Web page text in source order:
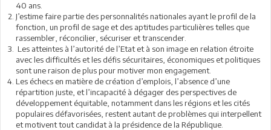
40 ans.
J’estime faire partie des personnalités nationales ayant le profil de la
fonction, un profil de sage et des aptitudes particulières telles que
rassembler, réconcilier, sécuriser et transcender.
Les atteintes à l’autorité de l’Etat et à son image en relation étroite
avec les difficultés et les défis sécuritaires, économiques et politiques
sont une raison de plus pour motiver mon engagement.
Les échecs en matière de création d’emplois, l’absence d’une
répartition juste, et l’incapacité à dégager des perspectives de
développement équitable, notamment dans les régions et les cités
populaires défavorisées, restent autant de problèmes qui interpellent
et motivent tout candidat à la présidence de la République.